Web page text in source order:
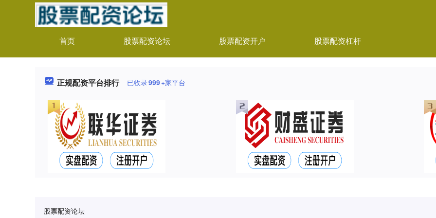
首页 股票配资论坛 股票配资开户 股票配资杠杆
正规配资平台排行 已收录999+家平台
股票配资论坛